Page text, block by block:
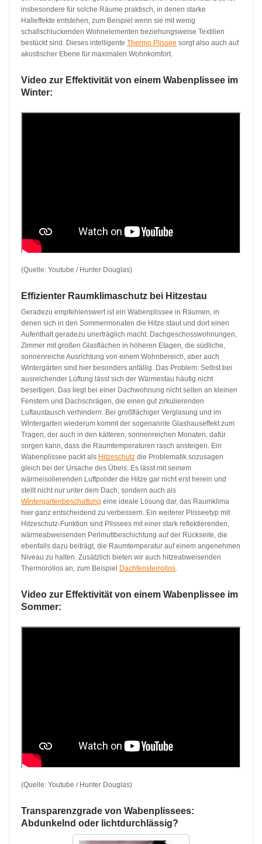
insbesondere für solche Räume praktisch, in denen starke
Halleffekte entstehen, zum Beispiel wenn sie mit wenig
schallschluckenden Wohnelementen beziehungsweise Textilien
bestückt sind. Dieses intelligente Thermo Plissee sorgt also auch auf
akustischer Ebene für maximalen Wohnkomfort.
Video zur Effektivität von einem Wabenplissee im
Winter:
(Quelle: Youtube / Hunter Douglas)
Effizienter Raumklimaschutz bei Hitzestau
Geradezu empfehlenswert ist ein Wabenplissee in Räumen, in
denen sich in den Sommermonaten die Hitze staut und dort einen
Aufenthalt geradezu unerträglich macht. Dachgeschosswohnungen,
Zimmer mit großen Glasflächen in höheren Etagen, die südliche,
sonnenreiche Ausrichtung von einem Wohnbereich, aber auch
Wintergärten sind hier besonders anfällig. Das Problem: Selbst bei
ausreichender Lüftung lässt sich der Wärmestau häufig nicht
beseitigen. Das liegt bei einer Dachwohnung nicht selten an kleinen
Fenstern und Dachschrägen, die einen gut zirkulierenden
Luftaustausch verhindern. Bei großflächiger Verglasung und im
Wintergarten wiederum kommt der sogenannte Glashauseffekt zum
Tragen, der auch in den kälteren, sonnenreichen Monaten, dafür
sorgen kann, dass die Raumtemperaturen rasch ansteigen. Ein
Wabenplissee packt als Hitzeschutz die Problematik sozusagen
gleich bei der Ursache des Übels: Es lässt mit seinem
wärmeisolierenden Luftpolster die Hitze gar nicht erst herein und
stellt nicht nur unter dem Dach, sondern auch als
Wintergartenbeschattung eine ideale Lösung dar, das Raumklima
hier ganz entscheidend zu verbessern. Ein weiterer Plisseetyp mit
Hitzeschutz-Funktion sind Plissees mit einer stark reflektierenden,
wärmeabweisenden Perlmuttbeschichtung auf der Rückseite, die
ebenfalls dazu beiträgt, die Raumtemperatur auf einem angenehmen
Niveau zu halten. Zusätzlich bieten wir auch hitzeabweisenden
Thermorollos an, zum Beispiel
Dachfensterrollos.
Video zur Effektivität von einem Wabenplissee im
Sommer:
(Quelle: Youtube / Hunter Douglas)
Transparenzgrade von Wabenplissees:
Abdunkelnd oder lichtdurchlässig?